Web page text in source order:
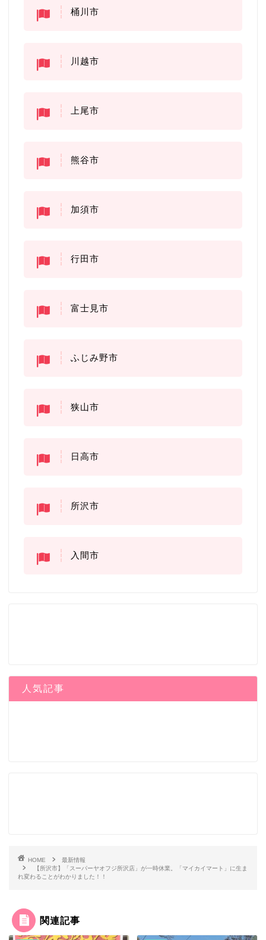
桶川市
川越市
上尾市
熊谷市
加須市
行田市
富士見市
ふじみ野市
狭山市
日高市
所沢市
入間市
人気記事
HOME
最新情報
【所沢市】「スーパーヤオフジ所沢店」が一時休業。「マイカイマート」に生ま
れ変わることがわかりました！！
関連記事